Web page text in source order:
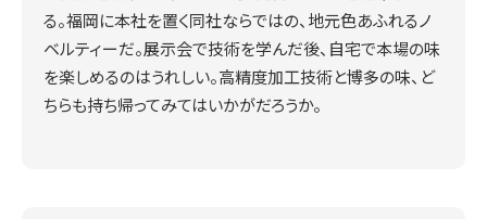
る。福岡に本社を置く同社ならではの、地元色あふれるノ
ベルティーだ。展示会で技術を学んだ後、自宅で本場の味
を楽しめるのはうれしい。高精度加工技術と博多の味、ど
ちらも持ち帰ってみてはいかがだろうか。